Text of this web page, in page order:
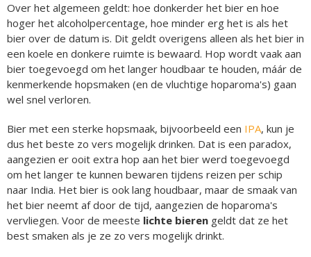
Over het algemeen geldt: hoe donkerder het bier en hoe
hoger het alcoholpercentage, hoe minder erg het is als het
bier over de datum is. Dit geldt overigens alleen als het bier in
een koele en donkere ruimte is bewaard. Hop wordt vaak aan
bier toegevoegd om het langer houdbaar te houden, máár de
kenmerkende hopsmaken (en de vluchtige hoparoma's) gaan
wel snel verloren.
Bier met een sterke hopsmaak, bijvoorbeeld een IPA, kun je
dus het beste zo vers mogelijk drinken. Dat is een paradox,
aangezien er ooit extra hop aan het bier werd toegevoegd
om het langer te kunnen bewaren tijdens reizen per schip
naar India. Het bier is ook lang houdbaar, maar de smaak van
het bier neemt af door de tijd, aangezien de hoparoma's
vervliegen. Voor de meeste lichte bieren geldt dat ze het
best smaken als je ze zo vers mogelijk drinkt.